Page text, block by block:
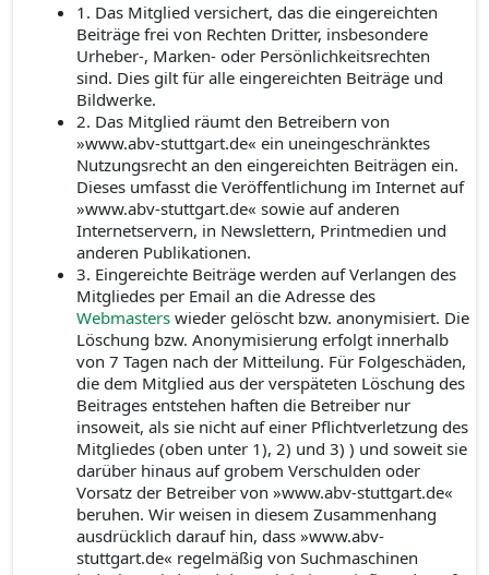
1. Das Mitglied versichert, das die eingereichten
Beiträge frei von Rechten Dritter, insbesondere
Urheber-, Marken- oder Persönlichkeitsrechten
sind. Dies gilt für alle eingereichten Beiträge und
Bildwerke.
2. Das Mitglied räumt den Betreibern von
»www.abv-stuttgart.de« ein uneingeschränktes
Nutzungsrecht an den eingereichten Beiträgen ein.
Dieses umfasst die Veröffentlichung im Internet auf
»www.abv-stuttgart.de« sowie auf anderen
Internetservern, in Newslettern, Printmedien und
anderen Publikationen.
3. Eingereichte Beiträge werden auf Verlangen des
Mitgliedes per Email an die Adresse des
Webmasters wieder gelöscht bzw. anonymisiert. Die
Löschung bzw. Anonymisierung erfolgt innerhalb
von 7 Tagen nach der Mitteilung. Für Folgeschäden,
die dem Mitglied aus der verspäteten Löschung des
Beitrages entstehen haften die Betreiber nur
insoweit, als sie nicht auf einer Pflichtverletzung des
Mitgliedes (oben unter 1), 2) und 3) ) und soweit sie
darüber hinaus auf grobem Verschulden oder
Vorsatz der Betreiber von »www.abv-stuttgart.de«
beruhen. Wir weisen in diesem Zusammenhang
ausdrücklich darauf hin, dass »www.abv-
stuttgart.de« regelmäßig von Suchmaschinen